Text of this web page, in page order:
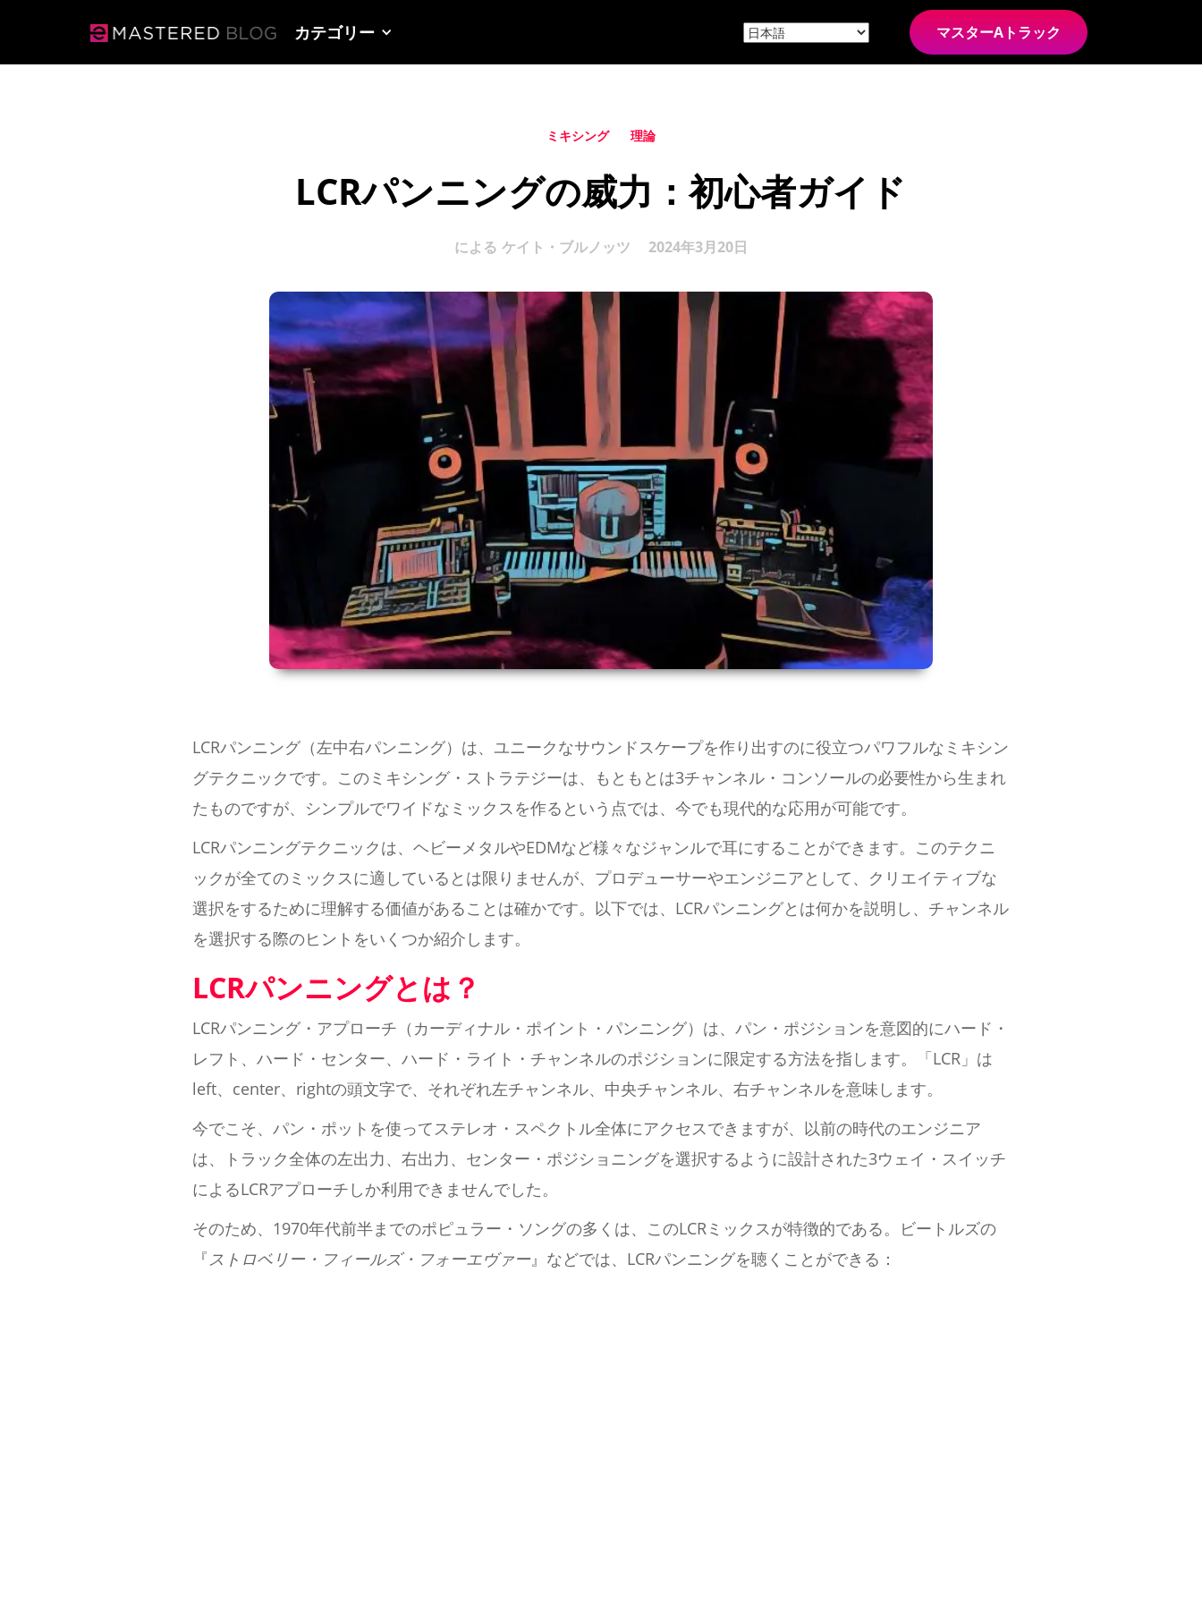
カテゴリー マスターAトラック
ミキシング 理論
LCRパンニングの威力：初心者ガイド
による ケイト・ブルノッツ 2024年3月20日
LCRパンニング（左中右パンニング）は、ユニークなサウンドスケープを作り出すのに役立つパワフルなミキシン
グテクニックです。このミキシング・ストラテジーは、もともとは3チャンネル・コンソールの必要性から生まれ
たものですが、シンプルでワイドなミックスを作るという点では、今でも現代的な応用が可能です。
LCRパンニングテクニックは、ヘビーメタルやEDMなど様々なジャンルで耳にすることができます。このテクニ
ックが全てのミックスに適しているとは限りませんが、プロデューサーやエンジニアとして、クリエイティブな
選択をするために理解する価値があることは確かです。以下では、LCRパンニングとは何かを説明し、チャンネル
を選択する際のヒントをいくつか紹介します。
LCRパンニングとは？
LCRパンニング・アプローチ（カーディナル・ポイント・パンニング）は、パン・ポジションを意図的にハード・
レフト、ハード・センター、ハード・ライト・チャンネルのポジションに限定する方法を指します。「LCR」は
left、center、rightの頭文字で、それぞれ左チャンネル、中央チャンネル、右チャンネルを意味します。
今でこそ、パン・ポットを使ってステレオ・スペクトル全体にアクセスできますが、以前の時代のエンジニア
は、トラック全体の左出力、右出力、センター・ポジショニングを選択するように設計された3ウェイ・スイッチ
によるLCRアプローチしか利用できませんでした。
そのため、1970年代前半までのポピュラー・ソングの多くは、このLCRミックスが特徴的である。ビートルズの
『ストロベリー・フィールズ・フォーエヴァー』などでは、LCRパンニングを聴くことができる：